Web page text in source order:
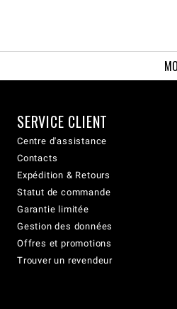
SERVICE CLIENT
Centre d'assistance
Contacts
Expédition & Retours
Statut de commande
Garantie limitée
Gestion des données
Offres et promotions
Trouver un revendeur